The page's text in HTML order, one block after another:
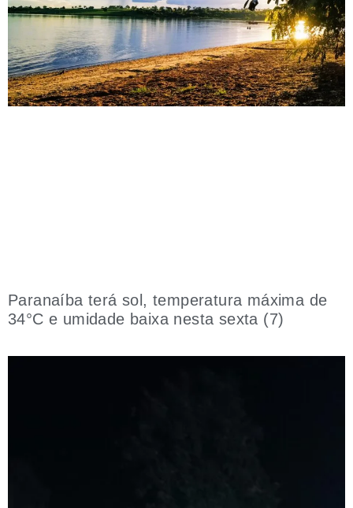
Paranaíba terá sol, temperatura máxima de
34°C e umidade baixa nesta sexta (7)